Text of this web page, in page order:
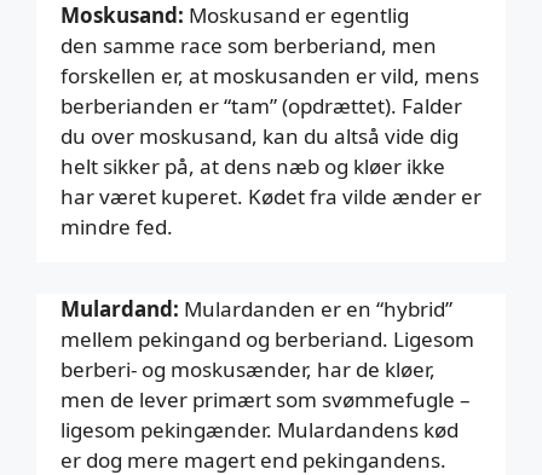
Moskusand: Moskusand er egentlig
den samme race som berberiand, men
forskellen er, at moskusanden er vild, mens
berberianden er “tam” (opdrættet). Falder
du over moskusand, kan du altså vide dig
helt sikker på, at dens næb og kløer ikke
har været kuperet. Kødet fra vilde ænder er
mindre fed.
Mulardand: Mulardanden er en “hybrid”
mellem pekingand og berberiand. Ligesom
berberi- og moskusænder, har de kløer,
men de lever primært som svømmefugle –
ligesom pekingænder. Mulardandens kød
er dog mere magert end pekingandens.